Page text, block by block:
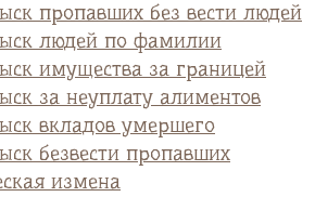
пропавших без вести людей
людей по фамилии
имущества за границей
за неуплату алиментов
вкладов умершего
безвести пропавших
измена